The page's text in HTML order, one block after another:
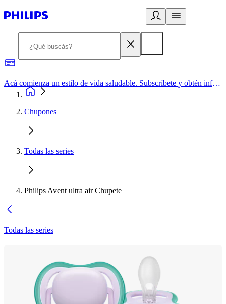
Acá comienza un estilo de vida saludable. Subscríbete y obtén información de primera mano
Chupones
Todas las series
Philips Avent ultra air Chupete
Todas las series